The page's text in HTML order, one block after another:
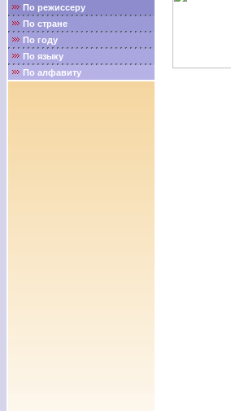
По режиссеру
По стране
По году
По языку
По алфавиту